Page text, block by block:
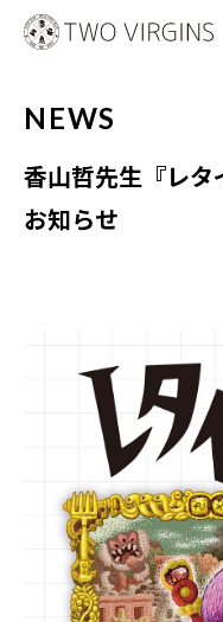
NEWS
香山哲先生『レ
お知らせ